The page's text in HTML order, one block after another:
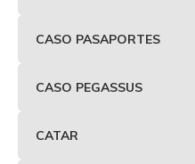
CASO PASAPORTES
CASO PEGASSUS
CATAR